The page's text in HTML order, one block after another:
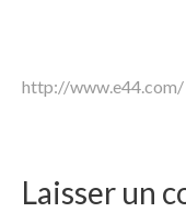
http://www.e44.com/
Laisser un